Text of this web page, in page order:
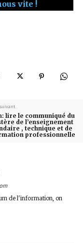
vite !
lire le communiqué du
de l’enseignement
, technique et de
professionnelle
de l'information, on